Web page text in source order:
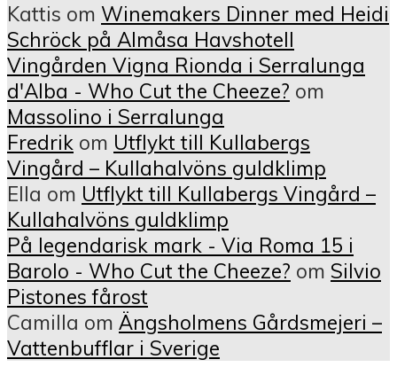
Kattis om Winemakers Dinner med Heidi
Schröck på Almåsa Havshotell
Vingården Vigna Rionda i Serralunga
d'Alba - Who Cut the Cheeze? om
Massolino i Serralunga
Fredrik om Utflykt till Kullabergs
Vingård – Kullahalvöns guldklimp
Ella om Utflykt till Kullabergs Vingård –
Kullahalvöns guldklimp
På legendarisk mark - Via Roma 15 i
Barolo - Who Cut the Cheeze? om Silvio
Pistones fårost
Camilla om Ängsholmens Gårdsmejeri –
Vattenbufflar i Sverige